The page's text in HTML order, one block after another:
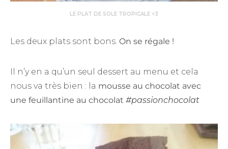
LE PLAT DE SOLE TROPICALE <3
Les deux plats sont bons. On se régale !
Il n’y en a qu’un seul dessert au menu et cela
nous va très bien : la mousse au chocolat avec
une feuillantine au chocolat #passionchocolat